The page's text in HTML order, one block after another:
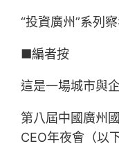
“投資廣州”系列
■編者按
這是一場城市與
第八屆中國廣州
CEO年夜會（以